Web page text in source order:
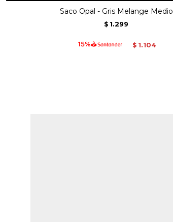
Saco Opal - Gris Melange Medio
$ 1.299
$ 1.104